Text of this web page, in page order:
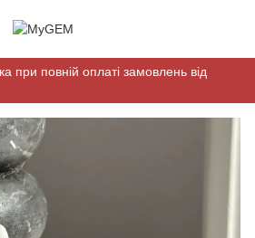
при повній оплаті замовлень від